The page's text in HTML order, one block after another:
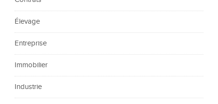
Élevage
Entreprise
Immobilier
Industrie